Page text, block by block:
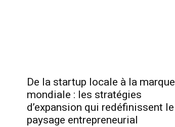
De la startup locale à la marque
mondiale : les stratégies
d’expansion qui redéfinissent le
paysage entrepreneurial